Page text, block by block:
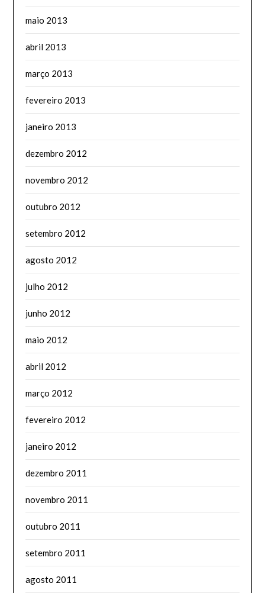
maio 2013
abril 2013
março 2013
fevereiro 2013
janeiro 2013
dezembro 2012
novembro 2012
outubro 2012
setembro 2012
agosto 2012
julho 2012
junho 2012
maio 2012
abril 2012
março 2012
fevereiro 2012
janeiro 2012
dezembro 2011
novembro 2011
outubro 2011
setembro 2011
agosto 2011